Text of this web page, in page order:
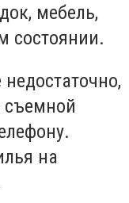
мебель,
состоянии.
съемной
на